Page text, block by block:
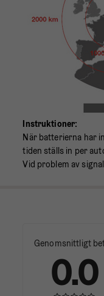
Instruktioner:
När batterierna har
tiden ställs in per
Vid problem av
Genomsnittligt
0.0